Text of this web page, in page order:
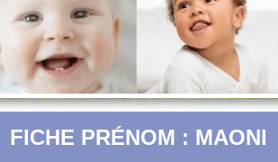
FICHE PRÉNOM : MAONI